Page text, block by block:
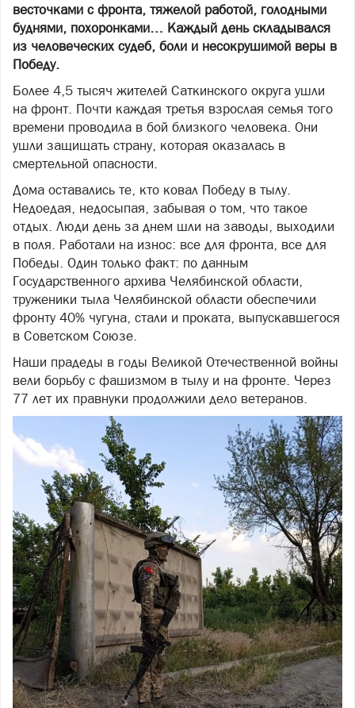
весточками с фронта, тяжелой работой, голодными
буднями, похоронками… Каждый день складывался
из человеческих судеб, боли и несокрушимой веры в
Победу.
Более 4,5 тысяч жителей Саткинского округа ушли
на фронт. Почти каждая третья взрослая семья того
времени проводила в бой близкого человека. Они
ушли защищать страну, которая оказалась в
смертельной опасности.
Дома оставались те, кто ковал Победу в тылу.
Недоедая, недосыпая, забывая о том, что такое
отдых. Люди день за днем шли на заводы, выходили
в поля. Работали на износ: все для фронта, все для
Победы. Один только факт: по данным
Государственного архива Челябинской области,
труженики тыла Челябинской области обеспечили
фронту 40% чугуна, стали и проката, выпускавшегося
в Советском Союзе.
Наши прадеды в годы Великой Отечественной войны
вели борьбу с фашизмом в тылу и на фронте. Через
77 лет их правнуки продолжили дело ветеранов.